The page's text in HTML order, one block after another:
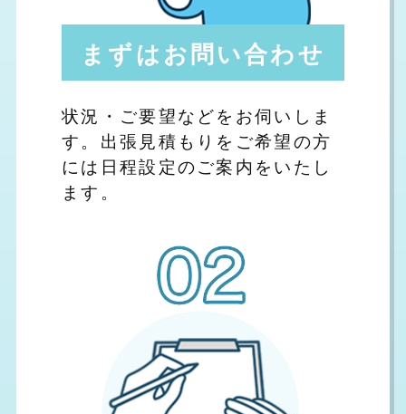
まずはお問い合わせ
状況・ご要望などをお伺いしま
す。出張見積もりをご希望の方
には日程設定のご案内をいたし
ます。